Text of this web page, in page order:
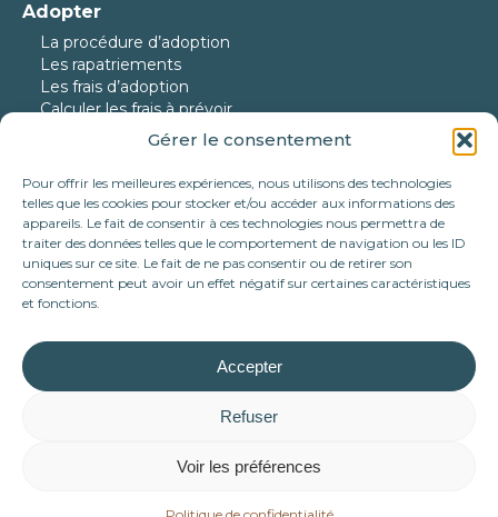
Gérer le consentement
Pour offrir les meilleures expériences, nous utilisons des technologies
telles que les cookies pour stocker et/ou accéder aux informations des
appareils. Le fait de consentir à ces technologies nous permettra de
traiter des données telles que le comportement de navigation ou les ID
uniques sur ce site. Le fait de ne pas consentir ou de retirer son
consentement peut avoir un effet négatif sur certaines caractéristiques
et fonctions.
Accepter
Refuser
Voir les préférences
Adopter
La procédure d’adoption
Les rapatriements
Les frais d’adoption
Calculer les frais à prévoir
Nos protégés
Nos chiens à l’adoption
Nos chats à l’adoption
Nos chiens en urgence
Nos adoptés
Nous aider
Parrainer
Devenir famille d’accueil